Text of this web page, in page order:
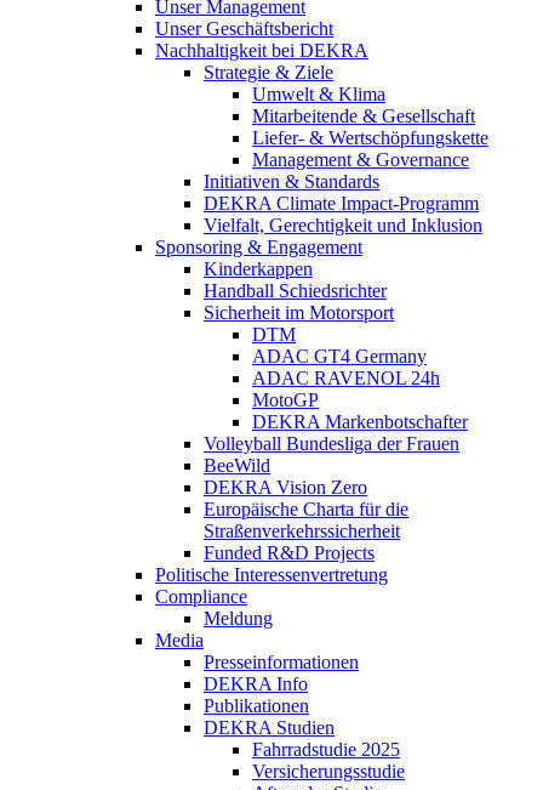
Unser Management
Unser Geschäftsbericht
Nachhaltigkeit bei DEKRA
Strategie & Ziele
Umwelt & Klima
Mitarbeitende & Gesellschaft
Liefer- & Wertschöpfungskette
Management & Governance
Initiativen & Standards
DEKRA Climate Impact-Programm
Vielfalt, Gerechtigkeit und Inklusion​
Sponsoring & Engagement
Kinderkappen
Handball Schiedsrichter
Sicherheit im Motorsport
DTM
ADAC GT4 Germany
ADAC RAVENOL 24h
MotoGP
DEKRA Markenbotschafter
Volleyball Bundesliga der Frauen
BeeWild
DEKRA Vision Zero
Europäische Charta für die
Straßenverkehrssicherheit
Funded R&D Projects
Politische Interessenvertretung
Compliance
Meldung
Media
Presseinformationen
DEKRA Info
Publikationen
DEKRA Studien
Fahrradstudie 2025
Versicherungsstudie